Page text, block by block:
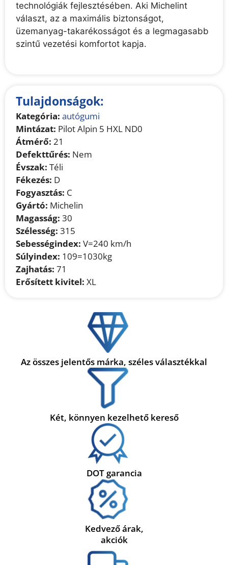
technológiák fejlesztésében. Aki Michelint
választ, az a maximális biztonságot,
üzemanyag-takarékosságot és a legmagasabb
szintű vezetési komfortot kapja.
Tulajdonságok:
Kategória: autógumi
Mintázat: Pilot Alpin 5 HXL ND0
Átmérő: 21
Defekttűrés: Nem
Évszak: Téli
Fékezés: D
Fogyasztás: C
Gyártó: Michelin
Magasság: 30
Szélesség: 315
Sebességindex: V=240 km/h
Súlyindex: 109=1030kg
Zajhatás: 71
Erősített kivitel: XL
Az összes jelentős márka, széles választékkal
Két, könnyen kezelhető kereső
DOT garancia
Kedvező árak,
akciók